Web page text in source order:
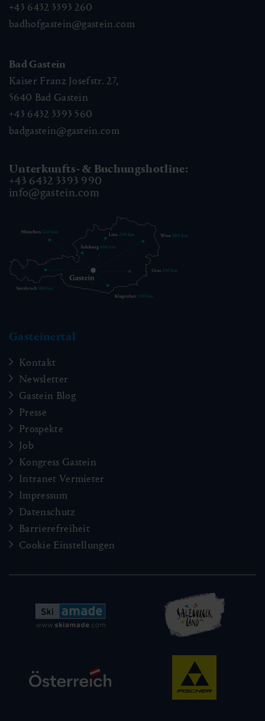
+43 6432 3393 260
badhofgastein@gastein.com
Bad Gastein
Kaiser Franz Josefstr. 27,
5640 Bad Gastein
+43 6432 3393 560
badgastein@gastein.com
Unterkunfts- & Buchungshotline:
+43 6432 3393 990
info@gastein.com
Gasteinertal
Kontakt
Newsletter
Gastein Blog
Presse
Prospekte
Job
Kongress Gastein
Intranet Vermieter
Impressum
Datenschutz
Barrierefreiheit
Cookie Einstellungen